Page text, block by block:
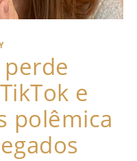
e
polêmica